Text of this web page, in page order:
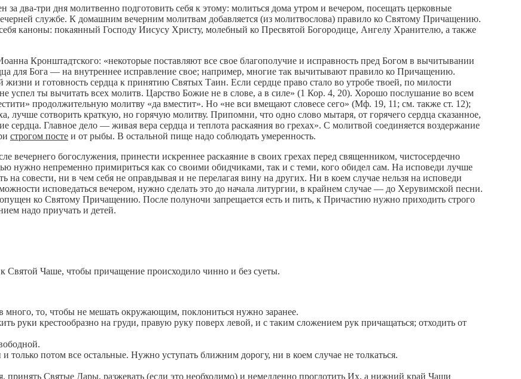
два-три дня молитвенно подготовить себя к этому: молиться дома утром и вечером, посещать церковные
службе. К домашним вечерним молитвам добавляется (из молитвослова) правило ко Святому Причащению.
каноны: покаянный Господу Иисусу Христу, молебный ко Пресвятой Богородице, Ангелу Хранителю, а также
Кронштадтского: «некоторые поставляют все свое благополучие и исправность пред Богом в вычитывании
для Бога — на внутреннее исправление свое; например, многие так вычитывают правило ко Причащению.
и готовность сердца к принятию Святых Таин. Если сердце право стало во утробе твоей, по милости
успел ты вычитать всех молитв. Царство Божие не в слове, а в силе» (1 Кор. 4, 20). Хорошо послушание во всем
продолжительную молитву «да вместит». Но «не вси вмещают словесе сего» (Мф. 19, 11; см. также ст. 12);
лучше сотворить краткую, но горячую молитву. Припомни, что одно слово мытаря, от горячего сердца сказанное,
сердца. Главное дело — живая вера сердца и теплота раскаяния во грехах». С молитвой соединяется воздержание
строгом посте и от рыбы. В остальной пище надо соблюдать умеренность.
богослужения, принести искреннее раскаяние в своих грехах перед священником, чистосердечно
нужно непременно примириться как со своими обидчиками, так и с теми, кого обидел сам. На исповеди лучше
на совести, ни в чем себя не оправдывая и не перелагая вину на других. Ни в коем случае нельзя на исповеди
исповедаться вечером, нужно сделать это до начала литургии, в крайнем случае — до Херувимской песни.
ко Святому Причащению. После полуночи запрещается есть и пить, к Причастию нужно приходить строго
надо приучать и детей.
Святой Чаше, чтобы причащение происходило чинно и без суеты.
много, то, чтобы не мешать окружающим, поклониться нужно заранее.
руки крестообразно на груди, правую руку поверх левой, и с таким сложением рук причащаться; отходить от
потом все остальные. Нужно уступать ближним дорогу, ни в коем случае не толкаться.
принять Святые Дары, разжевать (если это необходимо) и немедленно проглотить Их, а нижний край Чаши